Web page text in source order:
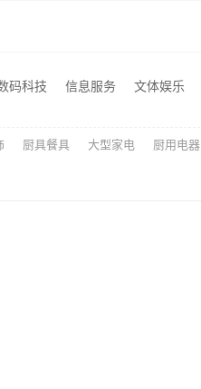
江苏东钢金属科技有限公司全屋不锈钢定制生产商
码科技 信息服务 文体娱乐
厨具餐具 大型家电 厨用电器